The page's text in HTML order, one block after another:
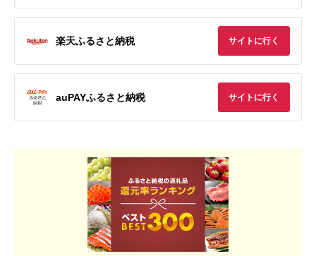
楽天ふるさと納税 サイトに行く
auPAYふるさと納税 サイトに行く